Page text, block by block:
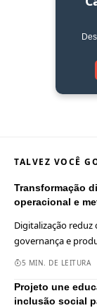
TALVEZ VOCÊ
Transformação
operacional e
Digitalização reduz
governança e
5 MIN. DE LEITURA
Projeto une
inclusão social